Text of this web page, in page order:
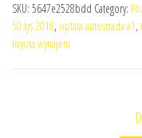
SKU: 5647e2528bdd Category:
50 tys 2018, oplata autostrada a1,
toyota wynajem